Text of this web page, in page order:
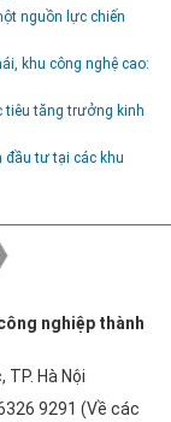
nguồn lực chiến
khu công nghệ cao:
tiêu tăng trưởng kinh
đầu tư tại các khu
nghiệp thành
TP. Hà Nội
9291 (Về các